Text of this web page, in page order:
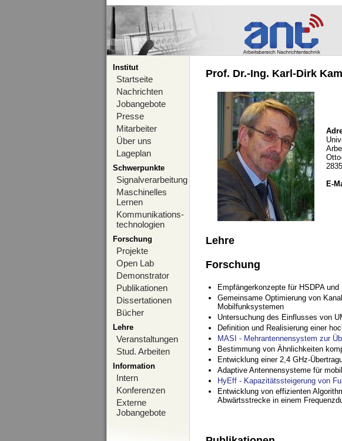
Institut
Startseite
Nachrichten
Jobangebote
Presse
Mitarbeiter
Über uns
Lageplan
Schwerpunkte
Signalverarbeitung
Maschinelles
Lernen
Kommunikations-
technologien
Forschung
Projekte
Open Lab
Demonstrator
Publikationen
Dissertationen
Bücher
Lehre
Veranstaltungen
Stud. Arbeiten
Information
Intern
Konferenzen
Externe
Jobangebote
Prof. Dr.-Ing. Karl-Dirk
E-
Lehre
Forschung
Empfängerkonzepte für HSDPA
Gemeinsame Optimierung von
Mobilfunksystemen
Untersuchung des Einflusses von
Definition und Realisierung einer
MASI - Mehrantennensystem zur
Bestimmung von Ähnlichkeiten
Entwicklung einer 2,4 GHz-
Adaptive Antennensysteme für
HyEff - Kapazitätssteigerung von
Entwicklung von effizienten
Abwärtsstrecke in einem